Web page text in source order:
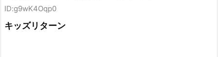
ID:g9wK4Oqp0
キッズリターン